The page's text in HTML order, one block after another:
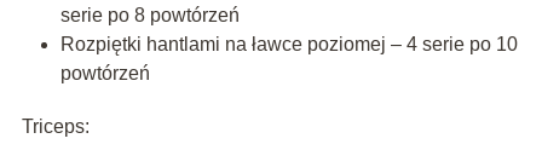
serie po 8 powtórzeń
Rozpiętki hantlami na ławce poziomej – 4 serie po 10
powtórzeń
Triceps: